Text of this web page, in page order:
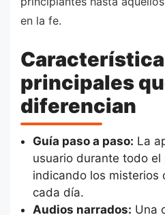
en la fe.
principales
diferencian
Guía paso a paso: La
usuario durante todo el
indicando los misterios
cada día.
Audios narrados: Una